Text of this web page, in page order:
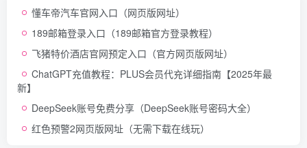
懂车帝汽车官网入口（网页版网址）
189邮箱登录入口（189邮箱官方登录教程）
飞猪特价酒店官网预定入口（官方网页版网址）
ChatGPT充值教程：PLUS会员代充详细指南【2025年最
新】
DeepSeek账号免费分享（DeepSeek账号密码大全）
红色预警2网页版网址（无需下载在线玩）